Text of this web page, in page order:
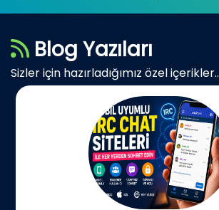
Blog Yazıları
Sizler için hazırladığımız özel içerikler..